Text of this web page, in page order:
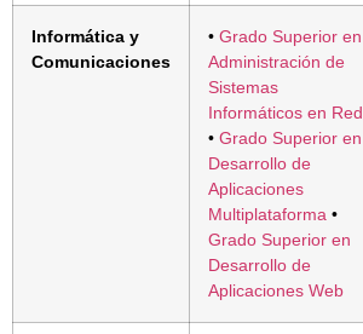
Informática y
Comunicaciones
• Grado Superior en
Administración de
Sistemas
Informáticos en Red
• Grado Superior en
Desarrollo de
Aplicaciones
Multiplataforma •
Grado Superior en
Desarrollo de
Aplicaciones Web